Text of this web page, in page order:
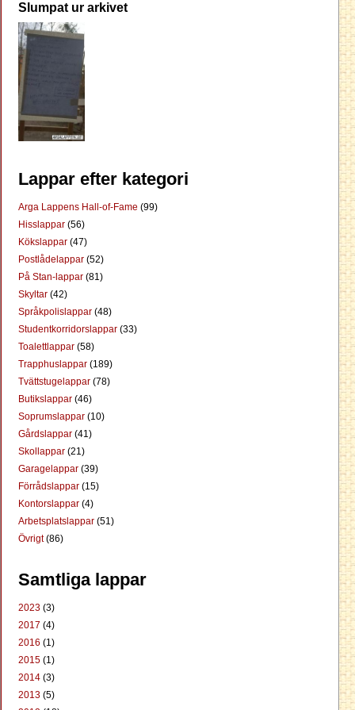
Slumpat ur arkivet
Lappar efter kategori
Arga Lappens Hall-of-Fame (99)
Hisslappar (56)
Kökslappar (47)
Postlådelappar (52)
På Stan-lappar (81)
Skyltar (42)
Språkpolislappar (48)
Studentkorridorslappar (33)
Toalettlappar (58)
Trapphuslappar (189)
Tvättstugelappar (78)
Butikslappar (46)
Soprumslappar (10)
Gårdslappar (41)
Skollappar (21)
Garagelappar (39)
Förrådslappar (15)
Kontorslappar (4)
Arbetsplatslappar (51)
Övrigt(86)
Samtliga lappar
2023 (3)
2017 (4)
2016 (1)
2015 (1)
2014 (3)
2013 (5)